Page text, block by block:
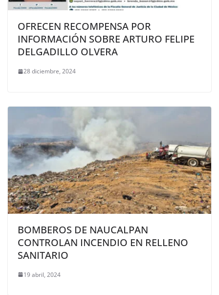
OFRECEN RECOMPENSA POR
INFORMACIÓN SOBRE ARTURO FELIPE
DELGADILLO OLVERA
28 diciembre, 2024
BOMBEROS DE NAUCALPAN
CONTROLAN INCENDIO EN RELLENO
SANITARIO
19 abril, 2024